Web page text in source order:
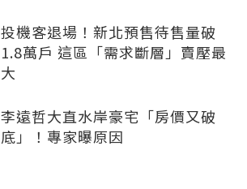
投機客退場！新北預售待售量破
1.8萬戶 這區「需求斷層」賣壓最
大
李遠哲大直水岸豪宅「房價又破
底」！專家曝原因